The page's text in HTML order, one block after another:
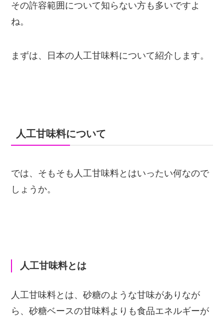
その許容範囲について知らない方も多いですよ
ね。
まずは、日本の人工甘味料について紹介します。
人工甘味料について
では、そもそも人工甘味料とはいったい何なので
しょうか。
人工甘味料とは
人工甘味料とは、砂糖のような甘味がありなが
ら、砂糖ベースの甘味料よりも食品エネルギーが